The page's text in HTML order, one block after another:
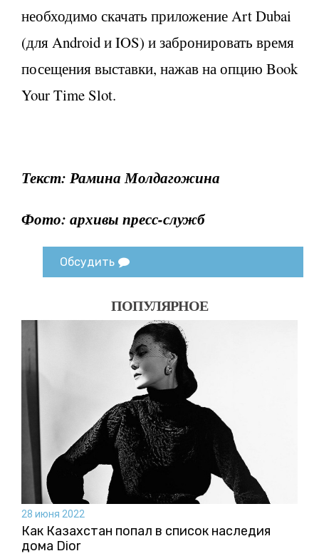
необходимо скачать приложение Art Dubai
(для Android и IOS) и забронировать время
посещения выставки, нажав на опцию Book
Your Time Slot.
Текст: Рамина Молдагожина
Фото: архивы пресс-служб
Обсудить
ПОПУЛЯРНОЕ
28 июня 2022
Как Казахстан попал в список наследия
дома Dior